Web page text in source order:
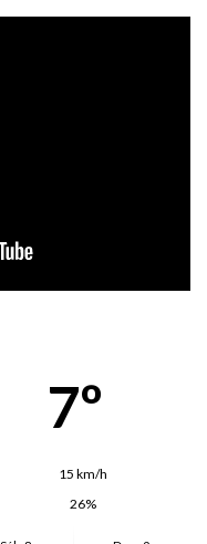
7º
15 km/h
26%